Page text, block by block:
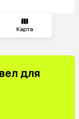
Карта
для